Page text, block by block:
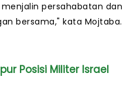
persahabatan dan
bersama," kata Mojtaba.
Posisi Militer Israel